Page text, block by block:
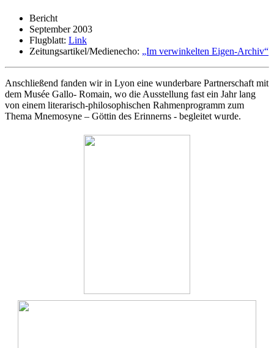
Bericht
September 2003
Flugblatt: Link
Zeitungsartikel/Medienecho: „Im verwinkelten Eigen-Archiv“
Anschließend fanden wir in Lyon eine wunderbare Partnerschaft mit
dem Musée Gallo- Romain, wo die Ausstellung fast ein Jahr lang
von einem literarisch-philosophischen Rahmenprogramm zum
Thema Mnemosyne – Göttin des Erinnerns - begleitet wurde.